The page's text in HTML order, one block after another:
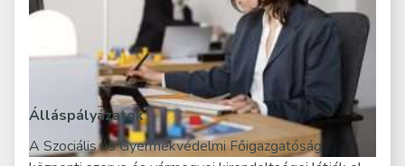
Álláspályázatok
A Szociális és Gyermekvédelmi Főigazgatóság